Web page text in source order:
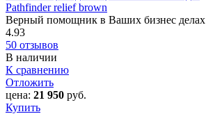
Pathfinder relief brown
Верный помощник в Ваших бизнес делах
4.93
50 отзывов
В наличии
К сравнению
Отложить
цена: 21 950 руб.
Купить